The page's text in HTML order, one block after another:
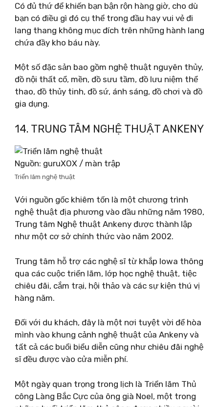
Có đủ thứ để khiến bạn bận rộn hàng giờ, cho dù
bạn có điều gì đó cụ thể trong đầu hay vui vẻ đi
lang thang không mục đích trên những hành lang
chứa đầy kho báu này.
Một số đặc sản bao gồm nghệ thuật nguyên thủy,
đồ nội thất cổ, mền, đồ sưu tầm, đồ lưu niệm thể
thao, đồ thủy tinh, đồ sứ, ánh sáng, đồ chơi và đồ
gia dụng.
14. TRUNG TÂM NGHỆ THUẬT ANKENY
Nguồn: guruXOX / màn trập
Triển lãm nghệ thuật
Với nguồn gốc khiêm tốn là một chương trình
nghệ thuật địa phương vào đầu những năm 1980,
Trung tâm Nghệ thuật Ankeny được thành lập
như một cơ sở chính thức vào năm 2002.
Trung tâm hỗ trợ các nghệ sĩ từ khắp Iowa thông
qua các cuộc triển lãm, lớp học nghệ thuật, tiệc
chiêu đãi, cắm trại, hội thảo và các sự kiện thú vị
hàng năm.
Đối với du khách, đây là một nơi tuyệt vời để hòa
mình vào khung cảnh nghệ thuật của Ankeny và
tất cả các buổi biểu diễn cũng như chiêu đãi nghệ
sĩ đều được vào cửa miễn phí.
Một ngày quan trọng trong lịch là Triển lãm Thủ
công Làng Bắc Cực của ông già Noel, một trong